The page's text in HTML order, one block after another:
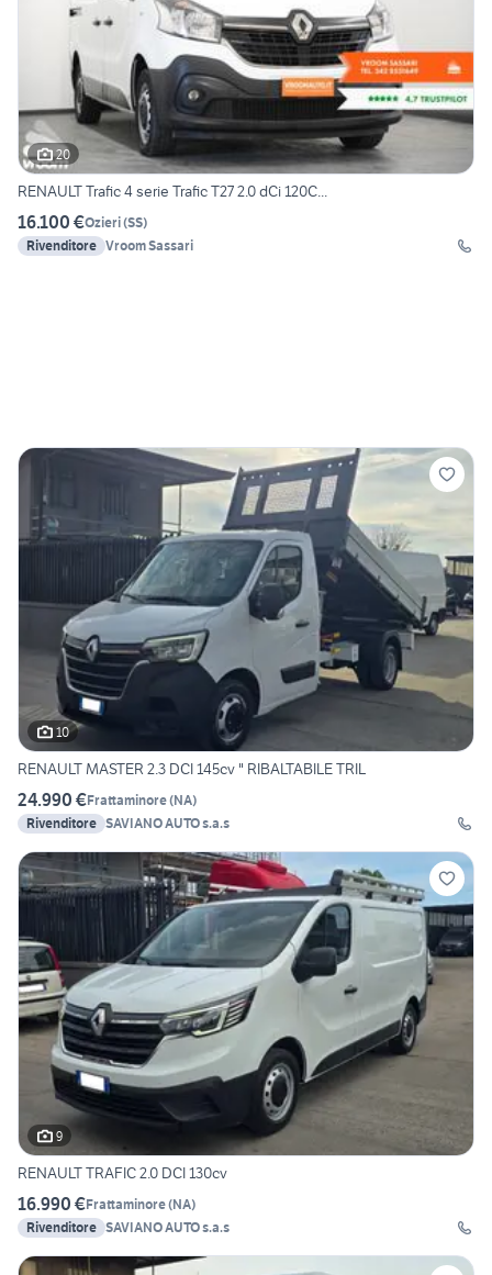
20
RENAULT Trafic 4 serie Trafic T27 2.0 dCi 120C...
16.100 €Ozieri(SS)
Rivenditore Vroom Sassari
10
RENAULT MASTER 2.3 DCI 145cv " RIBALTABILE TRIL
24.990 €Frattaminore(NA)
Rivenditore SAVIANO AUTO s.a.s
9
RENAULT TRAFIC 2.0 DCI 130cv
16.990 €Frattaminore(NA)
Rivenditore SAVIANO AUTO s.a.s